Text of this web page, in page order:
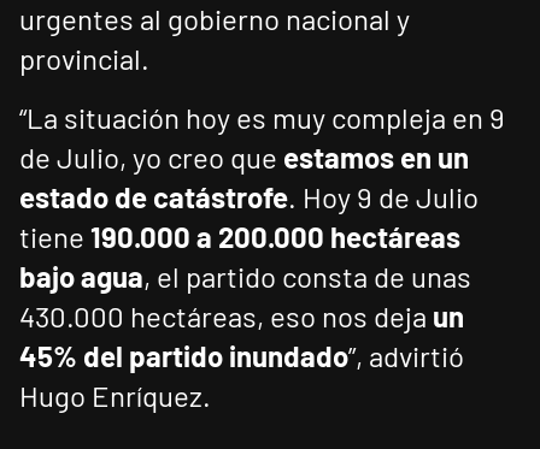
urgentes al gobierno nacional y
provincial.
“La situación hoy es muy compleja en 9
de Julio, yo creo que estamos en un
estado de catástrofe. Hoy 9 de Julio
tiene 190.000 a 200.000 hectáreas
bajo agua, el partido consta de unas
430.000 hectáreas, eso nos deja un
45% del partido inundado”, advirtió
Hugo Enríquez.